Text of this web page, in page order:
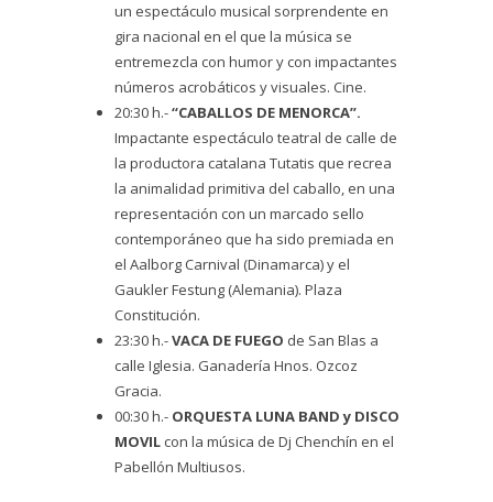
un espectáculo musical sorprendente en
gira nacional en el que la música se
entremezcla con humor y con impactantes
números acrobáticos y visuales. Cine.
20:30 h.-“CABALLOS DE MENORCA”.
Impactante espectáculo teatral de calle de
la productora catalana Tutatis que recrea
la animalidad primitiva del caballo, en una
representación con un marcado sello
contemporáneo que ha sido premiada en
el Aalborg Carnival (Dinamarca) y el
Gaukler Festung (Alemania). Plaza
Constitución.
23:30 h.-VACA DE FUEGO de San Blas a
calle Iglesia. Ganadería Hnos. Ozcoz
Gracia.
00:30 h.- ORQUESTA LUNA BANDy DISCO
MOVIL con la música de Dj Chenchín en el
Pabellón Multiusos.